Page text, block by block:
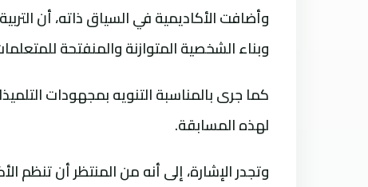
وأضافت الأكاديمية في السياق ذاته، أن
وبناء الشخصية المتوازنة والمنفتحة
كما جرى بالمناسبة التنويه بمجهودات
لهذه المسابقة.
وتجدر الإشارة، إلى أنه من المنتظر أن تنظم